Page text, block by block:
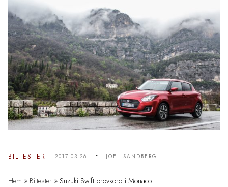
BILTESTER 2017-03-26 - JOEL SANDBERG
Hem » Biltester » Suzuki Swift provkörd i Monaco